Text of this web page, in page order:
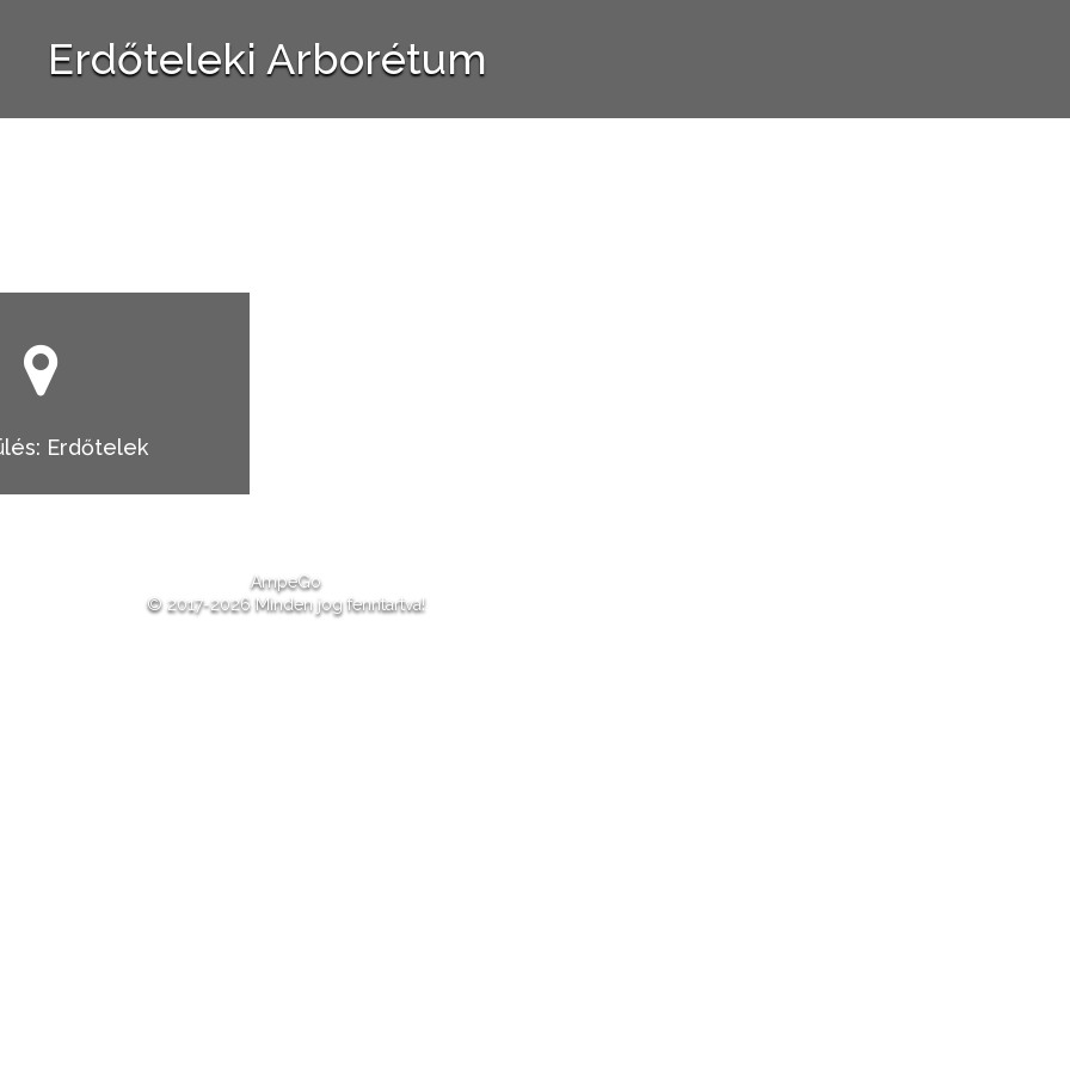
Erdőteleki Arborétum
Erdőtelek
AmpeGo
© 2017-2026 Minden jog fenntartva!